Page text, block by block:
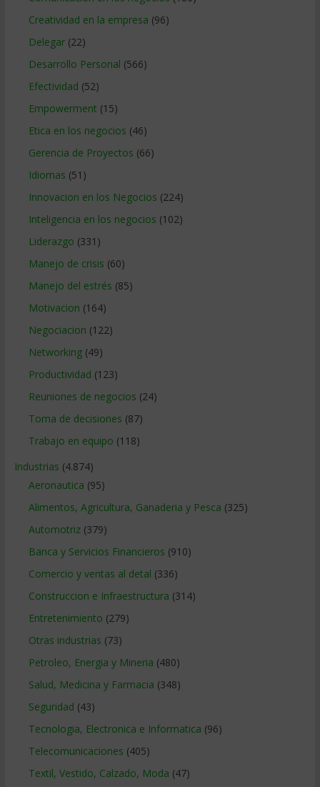
Creatividad en la empresa (96)
Delegar(22)
Desarrollo Personal (566)
Efectividad (52)
Empowerment (15)
Etica en los negocios (46)
Gerencia de Proyectos (66)
Idiomas (51)
Innovacion en los Negocios (224)
Inteligencia en los negocios (102)
Liderazgo (331)
Manejo de crisis (60)
Manejo del estrés (85)
Motivacion (164)
Negociacion (122)
Networking(49)
Productividad (123)
Reuniones de negocios (24)
Toma de decisiones (87)
Trabajo en equipo (118)
Industrias (4.874)
Aeronautica (95)
Alimentos, Agricultura, Ganaderia y Pesca (325)
Automotriz(379)
Banca y Servicios Financieros (910)
Comercio y ventas al detal (336)
Construccion e Infraestructura (314)
Entretenimiento (279)
Otras industrias (73)
Petroleo, Energia y Mineria (480)
Salud, Medicina y Farmacia (348)
Seguridad (43)
Tecnologia, Electronica e Informatica (96)
Telecomunicaciones (405)
Textil, Vestido, Calzado, Moda (47)